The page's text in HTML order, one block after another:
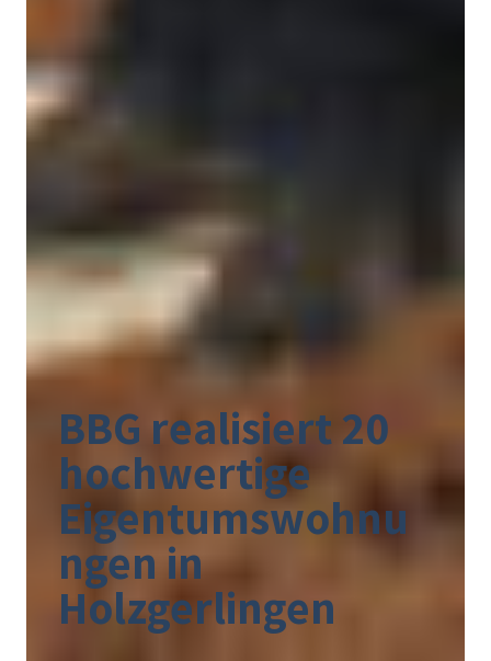
BBG realisiert 20
hochwertige
Eigentumswohnu
ngen in
Holzgerlingen